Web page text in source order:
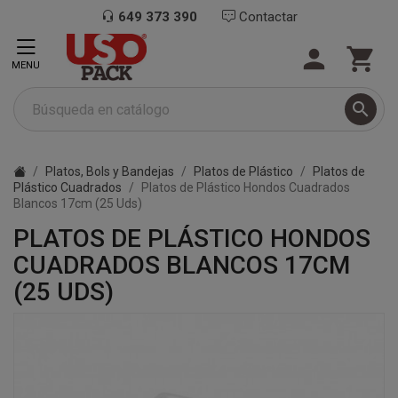
649 373 390 Contactar

 
MENU
Platos, Bols y Bandejas Platos de Plástico
Platos de
Plástico Cuadrados
Platos de Plástico Hondos Cuadrados
Blancos 17cm (25 Uds)
PLATOS DE PLÁSTICO HONDOS
CUADRADOS BLANCOS 17CM
(25 UDS)